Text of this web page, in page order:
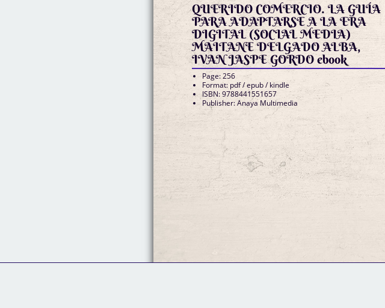
QUERIDO COMERCIO. LA GUÍA
PARA ADAPTARSE A LA ERA
DIGITAL (SOCIAL MEDIA)
MAITANE DELGADO ALBA,
IVAN JASPE GORDO ebook
Page: 256
Format: pdf / epub / kindle
ISBN: 9788441551657
Publisher: Anaya Multimedia